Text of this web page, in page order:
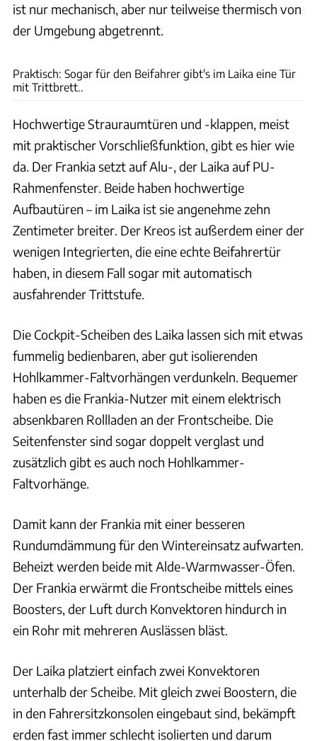
ist nur mechanisch, aber nur teilweise thermisch von
der Umgebung abgetrennt.
Praktisch: Sogar für den Beifahrer gibt's im Laika eine Tür
mit Trittbrett..
Hochwertige Strauraumtüren und -klappen, meist
mit praktischer Vorschließfunktion, gibt es hier wie
da. Der Frankia setzt auf Alu-, der Laika auf PU-
Rahmenfenster. Beide haben hochwertige
Aufbautüren – im Laika ist sie angenehme zehn
Zentimeter breiter. Der Kreos ist außerdem einer der
wenigen Integrierten, die eine echte Beifahrertür
haben, in diesem Fall sogar mit automatisch
ausfahrender Trittstufe.
Die Cockpit-Scheiben des Laika lassen sich mit etwas
fummelig bedienbaren, aber gut isolierenden
Hohlkammer-Faltvorhängen verdunkeln. Bequemer
haben es die Frankia-Nutzer mit einem elektrisch
absenkbaren Rollladen an der Frontscheibe. Die
Seitenfenster sind sogar doppelt verglast und
zusätzlich gibt es auch noch Hohlkammer-
Faltvorhänge.
Damit kann der Frankia mit einer besseren
Rundumdämmung für den Wintereinsatz aufwarten.
Beheizt werden beide mit Alde-Warmwasser-Öfen.
Der Frankia erwärmt die Frontscheibe mittels eines
Boosters, der Luft durch Konvektoren hindurch in
ein Rohr mit mehreren Auslässen bläst.
Der Laika platziert einfach zwei Konvektoren
unterhalb der Scheibe. Mit gleich zwei Boostern, die
in den Fahrersitzkonsolen eingebaut sind, bekämpft
erden fast immer schlecht isolierten und darum